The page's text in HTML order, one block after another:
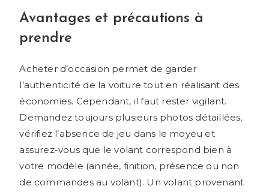
Avantages et précautions à
prendre
Acheter d’occasion permet de garder
l’authenticité de la voiture tout en réalisant des
économies. Cependant, il faut rester vigilant.
Demandez toujours plusieurs photos détaillées,
vérifiez l’absence de jeu dans le moyeu et
assurez-vous que le volant correspond bien à
votre modèle (année, finition, présence ou non
de commandes au volant). Un volant provenant